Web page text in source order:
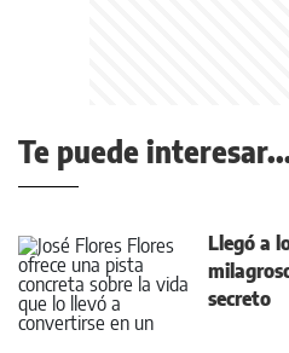
Te puede
Llegó a
secreto